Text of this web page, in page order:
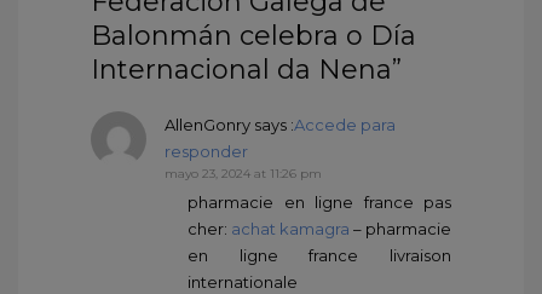
Balonmán celebra o Día
Internacional da Nena”
AllenGonry says :Accede para
responder
mayo 23, 2024 at 11:26 pm
pharmacie en ligne france pas
cher: achat kamagra – pharmacie
en ligne france livraison
internationale